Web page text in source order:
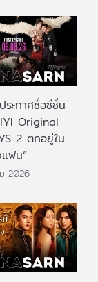
ระกาศชื่อซีซั่น
Original
2 ตกอยู่ใน
ฟน”
2026